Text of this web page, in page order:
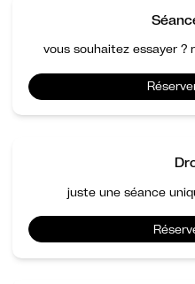
vous souhaitez essayer ?
juste une séance